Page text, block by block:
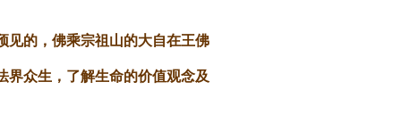
见的，佛乘宗祖山的大自在王佛
界众生，了解生命的价值观念及